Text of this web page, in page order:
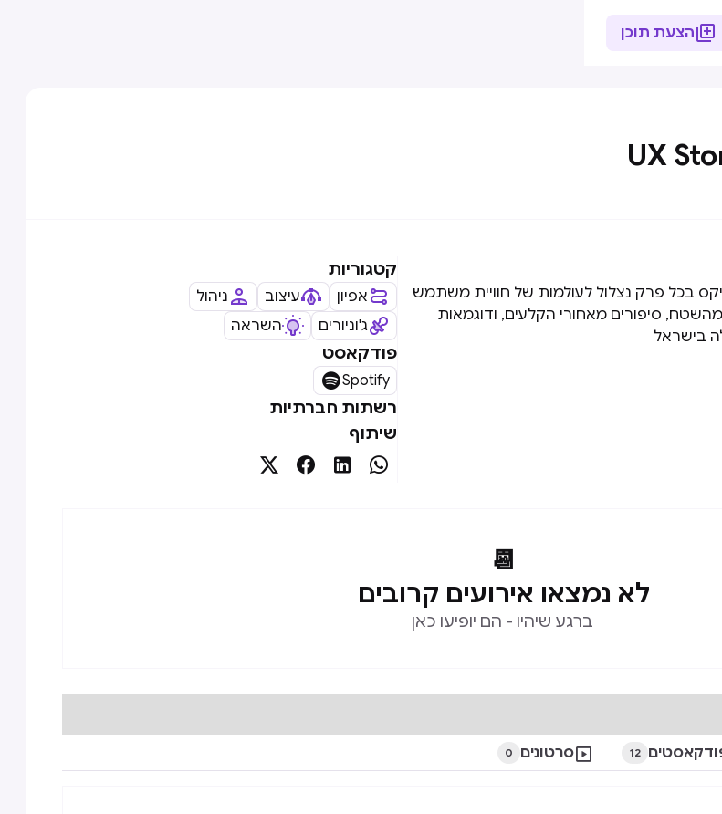
הצעת תוכן
UX
בכל פרק נצלול לעולמות של חוויית משתמש
סיפורים מאחורי הקלעים, ודוגמאות
בישראל
קטגוריות
אפיון עיצוב
ניהול
ג'וניורים
השראה
פודקאסט
Spotify
רשתות חברתיות
שיתוף




📆
לא נמצאו אירועים קרובים
ברגע שיהיו - הם יופיעו כאן
12
סרטונים 0